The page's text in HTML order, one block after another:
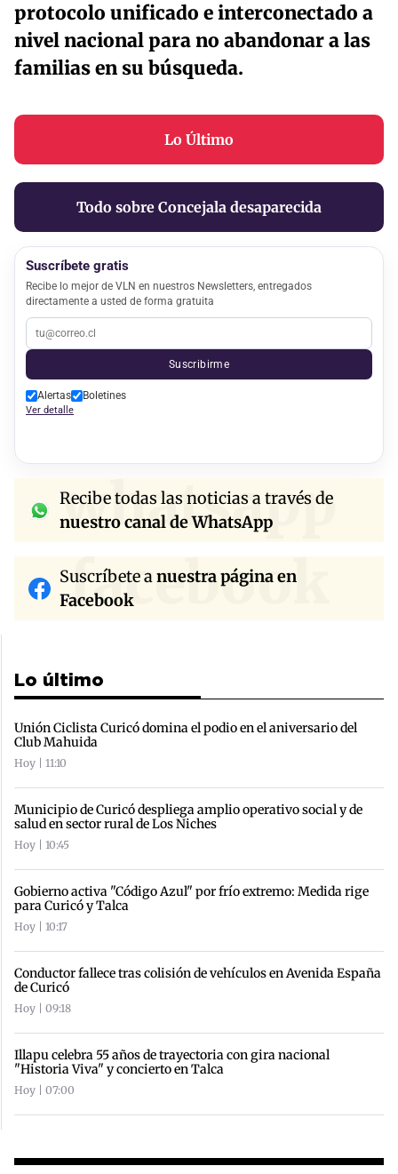
protocolo unificado e interconectado a
nivel nacional para no abandonar a las
familias en su búsqueda.
Lo Último
Todo sobre Concejala desaparecida
Suscríbete gratis
Recibe lo mejor de VLN en nuestros Newsletters, entregados
directamente a usted de forma gratuita
Suscribirme
Alertas Boletines
Ver detalle
whatsapp
Recibe todas las noticias a través de
nuestro canal de WhatsApp
facebook
Suscríbete anuestra página en
Facebook
Lo último
Unión Ciclista Curicó domina el podio en el aniversario del
Club Mahuida
Hoy | 11:10
Municipio de Curicó despliega amplio operativo social y de
salud en sector rural de Los Niches
Hoy | 10:45
Gobierno activa "Código Azul" por frío extremo: Medida rige
para Curicó y Talca
Hoy | 10:17
Conductor fallece tras colisión de vehículos en Avenida España
de Curicó
Hoy | 09:18
Illapu celebra 55 años de trayectoria con gira nacional
"Historia Viva" y concierto en Talca
Hoy | 07:00